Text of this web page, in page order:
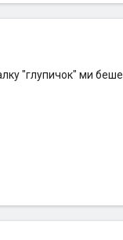
"глупичок" ми